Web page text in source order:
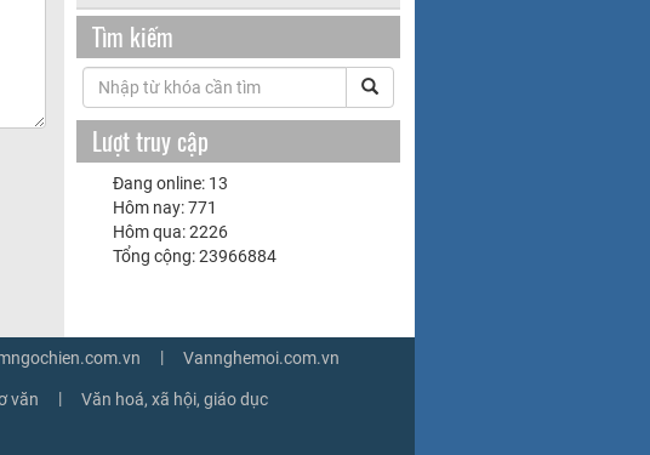
Tìm kiếm
Lượt truy cập
Đang online: 13
Hôm nay: 771
Hôm qua: 2226
Tổng cộng: 23966884
| Vannghemoi.com.vn
văn | Văn hoá, xã hội, giáo dục